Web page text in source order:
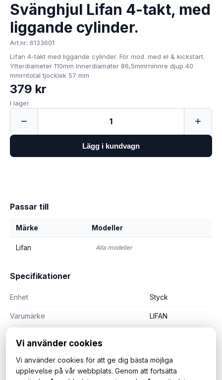
Svänghjul Lifan 4-takt, med
liggande cylinder.
Art.nr: 6133601
Lifan 4-takt med liggande cylinder. För mod. med el & kickstart.
Ytterdiameter 110mm Innerdiamater 86,5mmrninnre djup 40
mmrntotal tjocklek 57 mm
379 kr
I lager
− 1 +
Lägg i kundvagn
Passar till
Märke Modeller
Lifan Alla modeller
Specifikationer
Enhet Styck
Varumärke LIFAN
Vi använder cookies
Vi använder cookies för att ge dig bästa möjliga
upplevelse på vår webbplats. Genom att fortsätta